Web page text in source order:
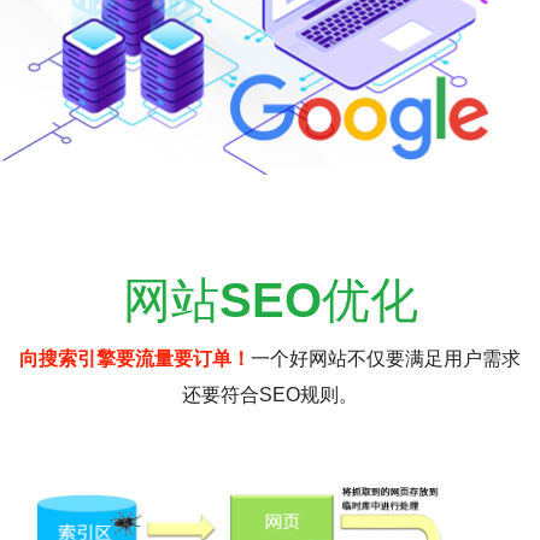
网站SEO优化
向搜索引擎要流量要订单！ 一个好网站不仅要满足用户需求
还要符合SEO规则。